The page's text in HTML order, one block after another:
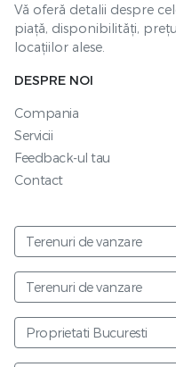
Vă oferă detalii despre
piață, disponibilități,
locațiilor alese.
DESPRE NOI
Compania
Servicii
Feedback-ul tau
Contact
Terenuri de vanzare
Terenuri de vanzare
Proprietati Bucuresti